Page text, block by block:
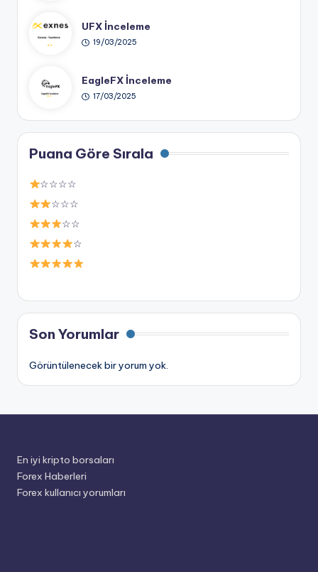
UFX İnceleme
19/03/2025
EagleFX İnceleme
17/03/2025
Puana Göre Sırala
☆☆☆☆
☆☆☆
☆☆
☆
Son Yorumlar
Görüntülenecek bir yorum yok.
En iyi kripto borsaları
Forex Haberleri
Forex kullanıcı yorumları